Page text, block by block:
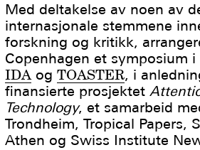
Med deltakelse av noen av
internasjonale stemmene
forskning og kritikk,
Copenhagen et symposium
IDAogTOASTER, i
finansierte prosjektet
Technology, et samarbeid
Trondheim, Tropical Papers,
Athen og Swiss Institute